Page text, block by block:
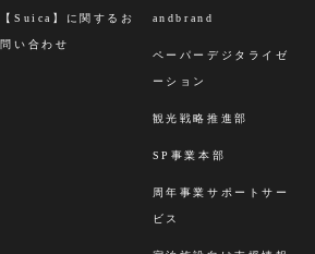
【Suica】に関するお
問い合わせ
andbrand
ペーパーデジタライゼ
ーション
観光戦略推進部
SP事業本部
周年事業サポートサー
ビス